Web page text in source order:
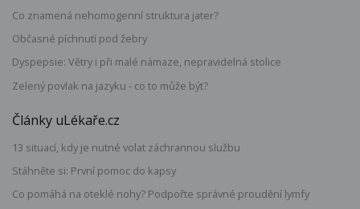
Co znamená nehomogenní struktura jater?
Občasné píchnutí pod žebry
Dyspepsie: Větry i při malé námaze, nepravidelná stolice
Zelený povlak na jazyku - co to může být?
Články uLékaře.cz
13 situací, kdy je nutné volat záchrannou službu
Stáhněte si: První pomoc do kapsy
Co pomáhá na oteklé nohy? Podpořte správné proudění lymfy